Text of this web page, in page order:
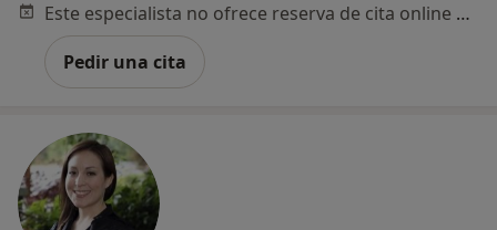
Este especialista no ofrece reserva de cita online en esta dirección.
Pedir una cita